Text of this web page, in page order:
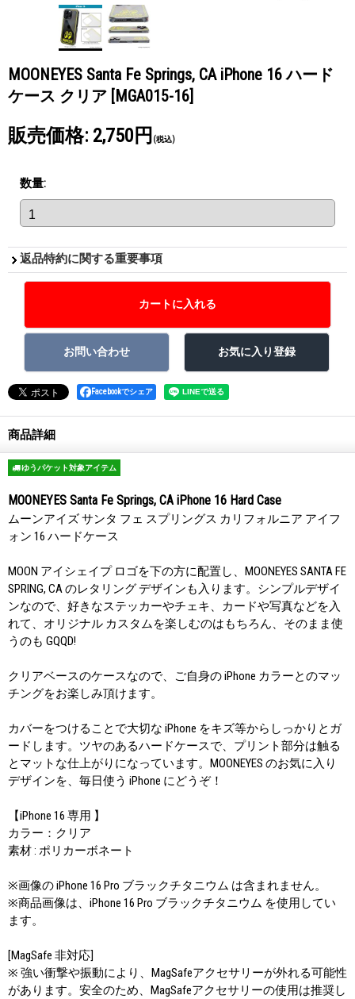
MOONEYES Santa Fe Springs, CA iPhone 16 ハード
ケース クリア [MGA015-16]
販売価格: 2,750円 (税込)
数量:
返品特約に関する重要事項
Facebookでシェア
商品詳細
ゆうパケット対象アイテム
MOONEYES Santa Fe Springs, CA iPhone 16 Hard Case
ムーンアイズ サンタ フェ スプリングス カリフォルニア アイフ
ォン 16 ハードケース
MOON アイシェイプ ロゴを下の方に配置し、MOONEYES SANTA FE
SPRING, CA のレタリング デザインも入ります。シンプルデザイ
ンなので、好きなステッカーやチェキ、カードや写真などを入
れて、オリジナル カスタムを楽しむのはもちろん、そのまま使
うのも GQQD!
クリアベースのケースなので、ご自身の iPhone カラーとのマッ
チングをお楽しみ頂けます。
カバーをつけることで大切な iPhone をキズ等からしっかりとガ
ードします。ツヤのあるハードケースで、プリント部分は触る
とマットな仕上がりになっています。MOONEYES のお気に入り
デザインを、毎日使う iPhone にどうぞ！
【iPhone 16 専用 】
カラー：クリア
素材 : ポリカーボネート
※画像の iPhone 16 Pro ブラックチタニウム は含まれません。
※商品画像は、iPhone 16 Pro ブラックチタニウム を使用してい
ます。
[MagSafe 非対応]
※ 強い衝撃や振動により、MagSafeアクセサリーが外れる可能性
があります。安全のため、MagSafeアクセサリーの使用は推奨し